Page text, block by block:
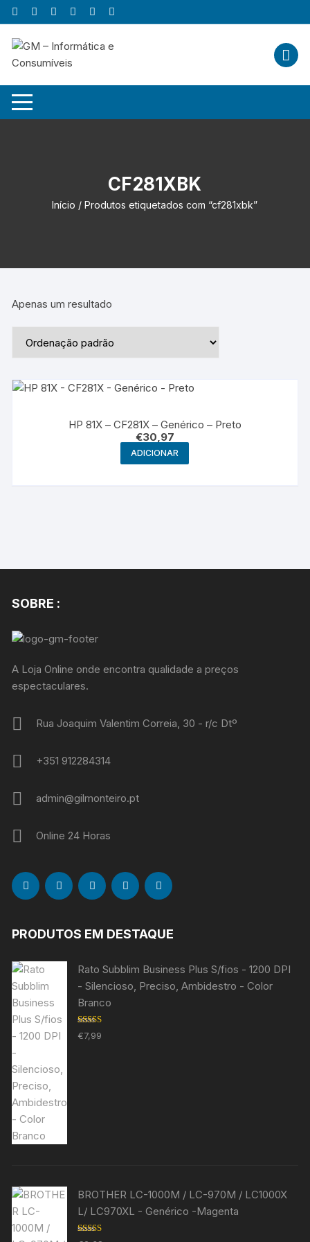
Skip
to
content
CF281XBK
Início / Produtos etiquetados com “cf281xbk”
Apenas um resultado
HP 81X – CF281X – Genérico – Preto
€30,97
ADICIONAR
SOBRE :
A Loja Online onde encontra qualidade a preços
espectaculares.
Rua Joaquim Valentim Correia, 30 - r/c Dtº
+351 912284314
admin@gilmonteiro.pt
Online 24 Horas
PRODUTOS EM DESTAQUE
Rato Subblim Business Plus S/fios - 1200 DPI
- Silencioso, Preciso, Ambidestro - Color
Branco
Avaliação
5.00de 5
€7,99
BROTHER LC-1000M / LC-970M / LC1000X
L/ LC970XL - Genérico -Magenta